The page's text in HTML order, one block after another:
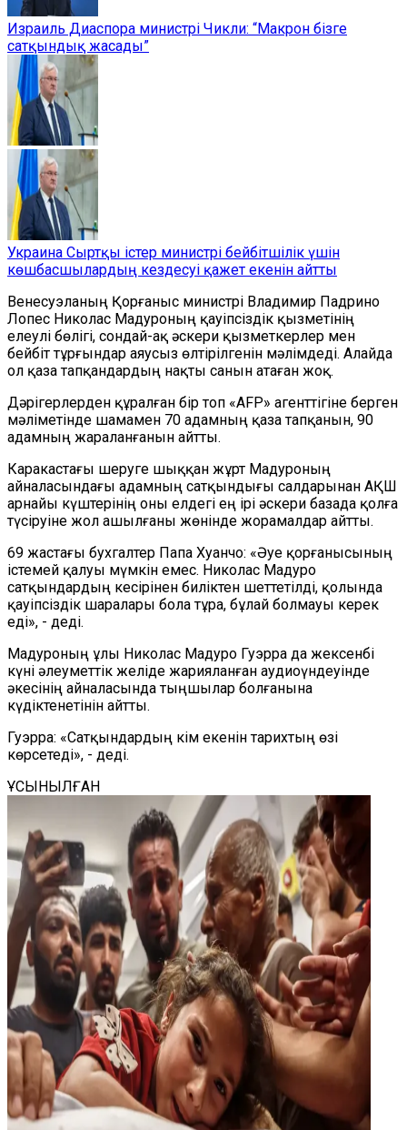
Израиль Диаспора министрі Чикли: “Макрон бізге
сатқындық жасады”
Украина Сыртқы істер министрі бейбітшілік үшін
көшбасшылардың кездесуі қажет екенін айтты
Венесуэланың Қорғаныс министрі Владимир Падрино
Лопес Николас Мадуроның қауіпсіздік қызметінің
елеулі бөлігі, сондай-ақ әскери қызметкерлер мен
бейбіт тұрғындар аяусыз өлтірілгенін мәлімдеді. Алайда
ол қаза тапқандардың нақты санын атаған жоқ.
Дәрігерлерден құралған бір топ «AFP» агенттігіне берген
мәліметінде шамамен 70 адамның қаза тапқанын, 90
адамның жараланғанын айтты.
Каракастағы шеруге шыққан жұрт Мадуроның
айналасындағы адамның сатқындығы салдарынан АҚШ
арнайы күштерінің оны елдегі ең ірі әскери базада қолға
түсіруіне жол ашылғаны жөнінде жорамалдар айтты.
69 жастағы бухгалтер Папа Хуанчо: «Әуе қорғанысының
істемей қалуы мүмкін емес. Николас Мадуро
сатқындардың кесірінен биліктен шеттетілді, қолында
қауіпсіздік шаралары бола тұра, бұлай болмауы керек
еді», - деді.
Мадуроның ұлы Николас Мадуро Гуэрра да жексенбі
күні әлеуметтік желіде жарияланған аудиоүндеуінде
әкесінің айналасында тыңшылар болғанына
күдіктенетінін айтты.
Гуэрра: «Сатқындардың кім екенін тарихтың өзі
көрсетеді», - деді.
ҰСЫНЫЛҒАН